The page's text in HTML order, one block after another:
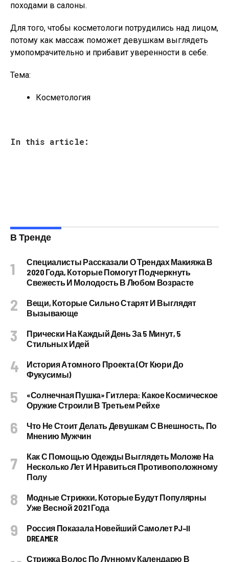
походами в салоны.
Для того, чтобы косметологи потрудились над лицом,
потому как массаж поможет девушкам выглядеть
умопомрачительно и прибавит уверенности в себе.
Тема:
Косметология
In this article:
В Тренде
Специалисты Рассказали О Трендах Макияжа В
2020 Года, Которые Помогут Подчеркнуть
Свежесть И Молодость В Любом Возрасте
Вещи, Которые Сильно Старят И Выглядят
Вызывающе
Прически На Каждый День За 5 Минут, 5
Стильных Идей
История Атомного Проекта (от Кюри До
Фукусимы)
«Солнечная Пушка» Гитлера: Какое Космическое
Оружие Строили В Третьем Рейхе
Что Не Стоит Делать Девушкам С Внешность, По
Мнению Мужчин
Как С Помощью Одежды Выглядеть Моложе На
Несколько Лет И Нравиться Противоположному
Полу
Модные Стрижки, Которые Будут Популярны
Уже Весной 2021 Года
Россия Показала Новейший Самолет PJ–II
DREAMER
Стрижка Волос По Лунному Календарю В